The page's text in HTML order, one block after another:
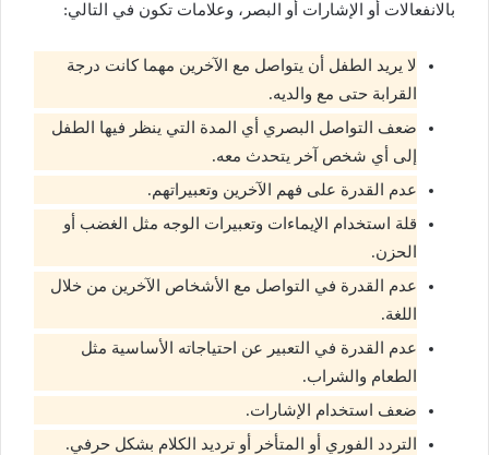
بالانفعالات أو الإشارات أو البصر، وعلامات تكون في التالي:
لا يريد الطفل أن يتواصل مع الآخرين مهما كانت درجة
القرابة حتى مع والديه.
ضعف التواصل البصري أي المدة التي ينظر فيها الطفل
إلى أي شخص آخر يتحدث معه.
عدم القدرة على فهم الآخرين وتعبيراتهم.
قلة استخدام الإيماءات وتعبيرات الوجه مثل الغضب أو
الحزن.
عدم القدرة في التواصل مع الأشخاص الآخرين من خلال
اللغة.
عدم القدرة في التعبير عن احتياجاته الأساسية مثل
الطعام والشراب.
ضعف استخدام الإشارات.
التردد الفوري أو المتأخر أو ترديد الكلام بشكل حرفي.